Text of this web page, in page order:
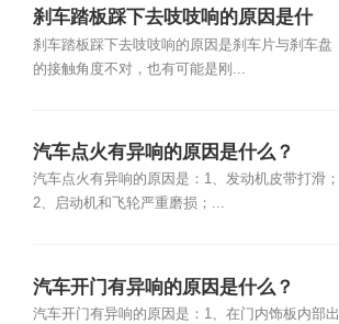
刹车踏板踩下去吱吱响的原因是什
么？
刹车踏板踩下去吱吱响的原因是刹车片与刹车盘
的接触角度不对，也有可能是刚...
汽车点火有异响的原因是什么？
汽车点火有异响的原因是：1、发动机皮带打滑；
2、启动机和飞轮严重磨损；...
汽车开门有异响的原因是什么？
汽车开门有异响的原因是：1、在门内饰板内部出